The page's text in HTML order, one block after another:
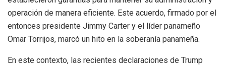
operación de manera eficiente. Este acuerdo, firmado por el
entonces presidente Jimmy Carter y el líder panameño
Omar Torrijos, marcó un hito en la soberanía panameña.
En este contexto, las recientes declaraciones de Trump